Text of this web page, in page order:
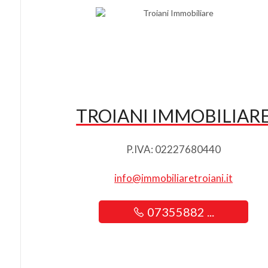
TROIANI
P.IVA: 02227680440
info@immobiliaretroiani.it
07355882 ...